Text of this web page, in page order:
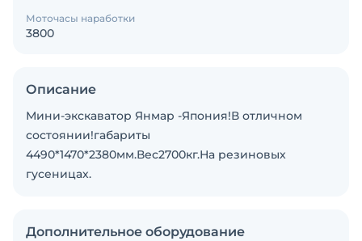
Моточасы наработки
3800
Описание
Мини-экскаватор Янмар -Япония!В отличном
состоянии!габариты
4490*1470*2380мм.Вес2700кг.На резиновых
гусеницах.
Дополнительное оборудование